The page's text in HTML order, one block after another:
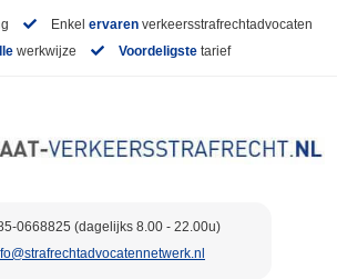
Enkel ervaren verkeersstrafrechtadvocaten
werkwijze Voordeligste tarief
0668825 (dagelijks 8.00 - 22.00u)